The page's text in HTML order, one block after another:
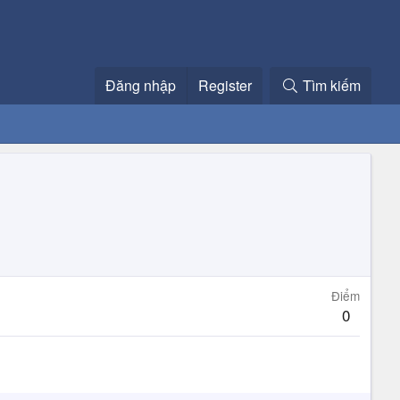
Đăng nhập Register Tìm kiếm
Điểm
0